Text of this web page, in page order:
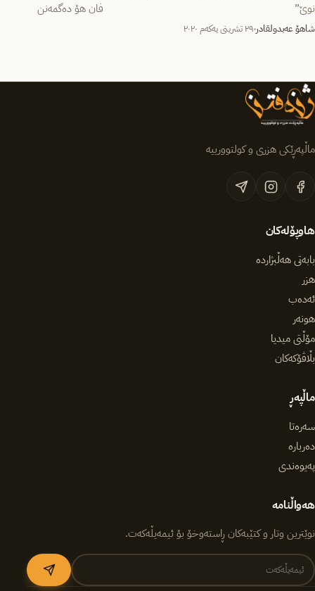
نوێ” ‌ فان هۆ دەگمەنن
ئەو فۆتۆگرافەرانەی کە لە…
شاهۆ عەبدولقادر ٢٩ تشرینی یەکەم ٢٠٢٠
ماڵپەڕێکی هزری و کولتوورییە
هاوپۆلەکان
بابەتی هەڵبژاردە
هزر
ئەدەب
هونەر
مۆڵتی میدیا
بڵاڤۆکەکان
ماڵپەڕ
سەرەتا
دەربارە
پەیوەندی
هەواڵنامە
نوێترین وتار و کتێبەکان ڕاستەوخۆ بۆ ئیمەیڵەکەت.